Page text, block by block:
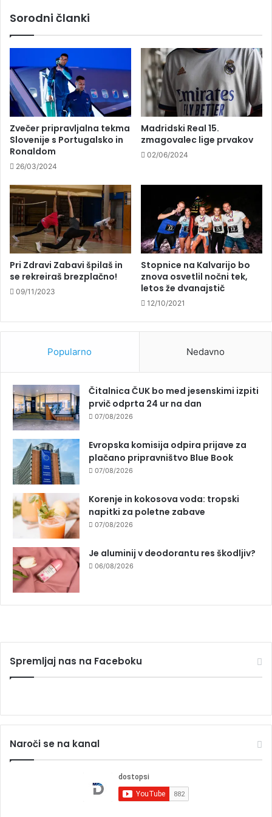
Dve srebrni medalji za Univerzo v
Sorodni članki
Zvečer pripravljalna tekma
Slovenije s Portugalsko in
Ronaldom
26/03/2024
Madridski Real 15.
zmagovalec lige prvakov
02/06/2024
Pri Zdravi Zabavi špilaš in
se rekreiraš brezplačno!
09/11/2023
Stopnice na Kalvarijo bo
znova osvetlil nočni tek,
letos že dvanajstič
12/10/2021
Popularno Nedavno
Čitalnica ČUK bo med jesenskimi izpiti
prvič odprta 24 ur na dan
07/08/2026
Evropska komisija odpira prijave za
plačano pripravništvo Blue Book
07/08/2026
Korenje in kokosova voda: tropski
napitki za poletne zabave
07/08/2026
Je aluminij v deodorantu res škodljiv?
06/08/2026
Spremljaj nas na Faceboku
Naroči se na kanal